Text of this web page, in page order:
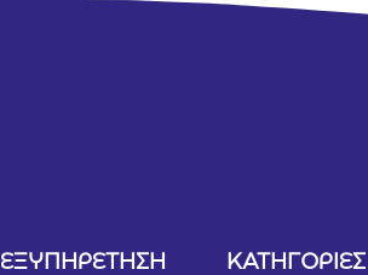
ΕΞΥΠΗΡΕΤΗΣΗ ΚΑΤΗΓΟΡΙΕΣ